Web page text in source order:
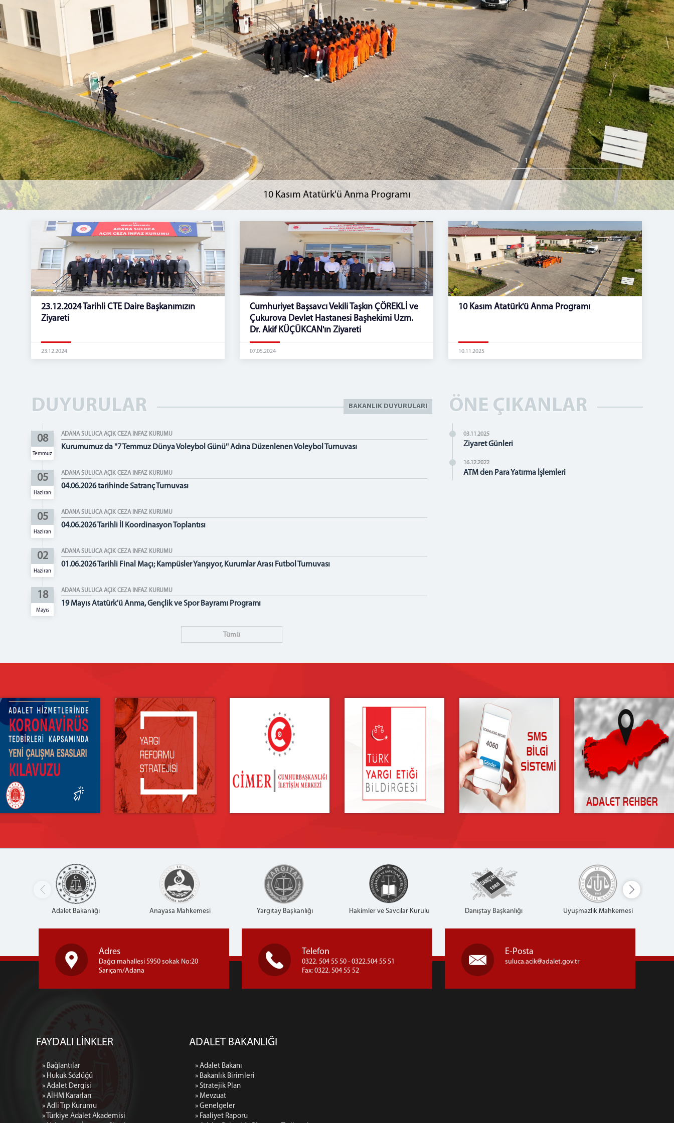
10 Kasım Atatürk'ü Anma Programı
25.09.2025 TARİHİNDE ADANA
2
6
23.12.2024 Tarihli CTE Daire Başkanımızın
Ziyareti
23.12.2024
Cumhuriyet Başsavcı Vekili Taşkın ÇÖREKLİ ve
Çukurova Devlet Hastanesi Başhekimi Uzm.
Dr. Akif KÜÇÜKCAN'ın Ziyareti
07.05.2024
10 Kasım Atatürk'ü Anma Programı
10.11.2025
BAKANLIK DUYURULARI
DUYURULAR
08
Temmuz
ADANA SULUCA AÇIK CEZA İNFAZ KURUMU
Kurumumuz da ''7 Temmuz Dünya Voleybol Günü'' Adına Düzenlenen Voleybol Turnuvası
05
Haziran
ADANA SULUCA AÇIK CEZA İNFAZ KURUMU
04.06.2026 tarihinde Satranç Turnuvası
05
Haziran
ADANA SULUCA AÇIK CEZA İNFAZ KURUMU
04.06.2026 Tarihli İl Koordinasyon Toplantısı
02
Haziran
ADANA SULUCA AÇIK CEZA İNFAZ KURUMU
01.06.2026 Tarihli Final Maçı; Kampüsler Yarışıyor, Kurumlar Arası Futbol Turnuvası
18
Mayıs
ADANA SULUCA AÇIK CEZA İNFAZ KURUMU
19 Mayıs Atatürk'ü Anma, Gençlik ve Spor Bayramı Programı
Tümü
ÖNE ÇIKANLAR
03.11.2025
Ziyaret Günleri
16.12.2022
ATM den Para Yatırma İşlemleri
Adalet Bakanlığı Anayasa Mahkemesi Yargıtay Başkanlığı Hakimler ve Savcılar Kurulu Danıştay Başkanlığı Uyuşmazlık Mahkemesi
Adres
Dağcı mahallesi 5950 sokak No:20
Sarıçam/Adana
Telefon
0322. 504 55 50 - 0322.504 55 51
Fax: 0322. 504 55 52
E-Posta
suluca.acik adalet.gov.tr
FAYDALI LİNKLER
» Bağlantılar
» Hukuk Sözlüğü
» Adalet Dergisi
» AİHM Kararları
» Adli Tıp Kurumu
» Türkiye Adalet Akademisi
ADALET BAKANLIĞI
» Adalet Bakanı
» Bakanlık Birimleri
» Stratejik Plan
» Mevzuat
» Genelgeler
» Faaliyet Raporu